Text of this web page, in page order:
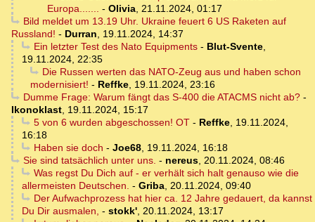
Europa....... - Olivia, 21.11.2024, 01:17
Bild meldet um 13.19 Uhr. Ukraine feuert 6 US Raketen auf
Russland! - Durran, 19.11.2024, 14:37
Ein letzter Test des Nato Equipments- Blut-Svente,
19.11.2024, 22:35
Die Russen werten das NATO-Zeug aus und haben schon
modernisiert! - Reffke, 19.11.2024, 23:16
Dumme Frage: Warum fängt das S-400 die ATACMS nicht ab?-
Ikonoklast, 19.11.2024, 15:17
5 von 6 wurden abgeschossen! OT- Reffke, 19.11.2024,
16:18
Haben sie doch - Joe68, 19.11.2024, 16:18
Sie sind tatsächlich unter uns. - nereus, 20.11.2024, 08:46
Was regst Du Dich auf - er verhält sich halt genauso wie die
allermeisten Deutschen. - Griba, 20.11.2024, 09:40
Der Aufwachprozess hat hier ca. 12 Jahre gedauert, da kannst
Du Dir ausmalen, - stokk', 20.11.2024, 13:17